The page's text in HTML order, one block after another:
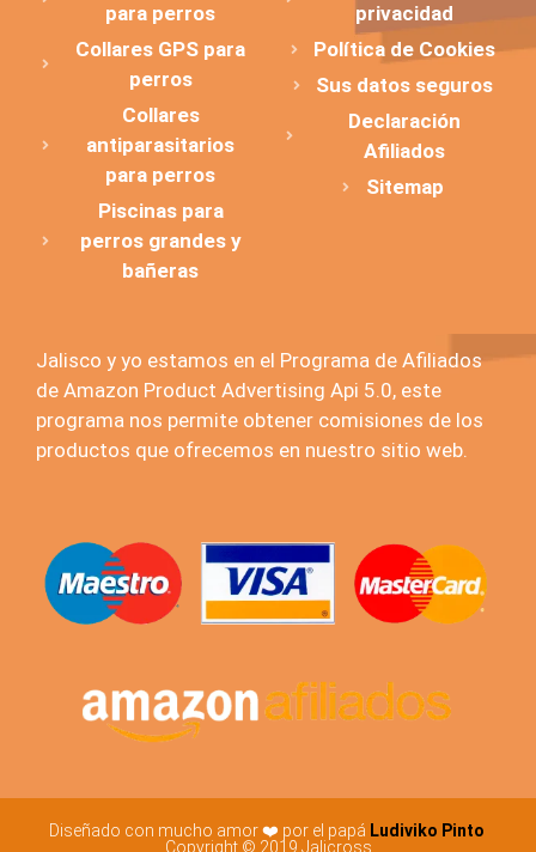
para perros
Collares GPS para
perros
Collares
antiparasitarios
para perros
Piscinas para
perros grandes y
bañeras
privacidad
Política de Cookies
Sus datos seguros
Declaración
Afiliados
Sitemap
Jalisco y yo estamos en el Programa de Afiliados
de Amazon Product Advertising Api 5.0, este
programa nos permite obtener comisiones de los
productos que ofrecemos en nuestro sitio web.
Diseñado con mucho amor ❤️ por el papá Ludiviko Pinto
Copyright © 2019 Jalicross